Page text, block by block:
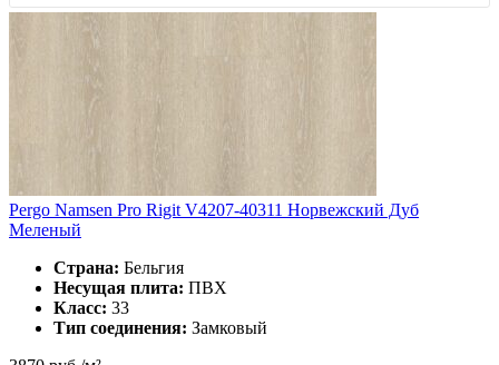
Pergo Namsen Pro Rigit V4207-40311 Норвежский Дуб
Меленый
Страна: Бельгия
Несущая плита: ПВХ
Класс: 33
Тип соединения: Замковый